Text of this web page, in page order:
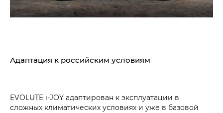
Адаптация к российским условиям
EVOLUTE i‑JOY адаптирован к эксплуатации в
сложных климатических условиях и уже в базовой